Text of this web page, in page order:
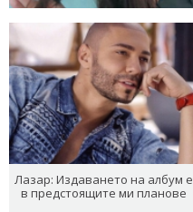
Лазар: Издаването на албум е
в предстоящите ми планове